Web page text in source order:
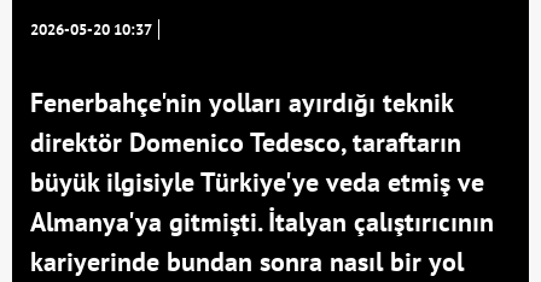
2026-05-20 10:37
Fenerbahçe'nin yolları ayırdığı teknik
direktör Domenico Tedesco, taraftarın
büyük ilgisiyle Türkiye'ye veda etmiş ve
Almanya'ya gitmişti. İtalyan çalıştırıcının
kariyerinde bundan sonra nasıl bir yol